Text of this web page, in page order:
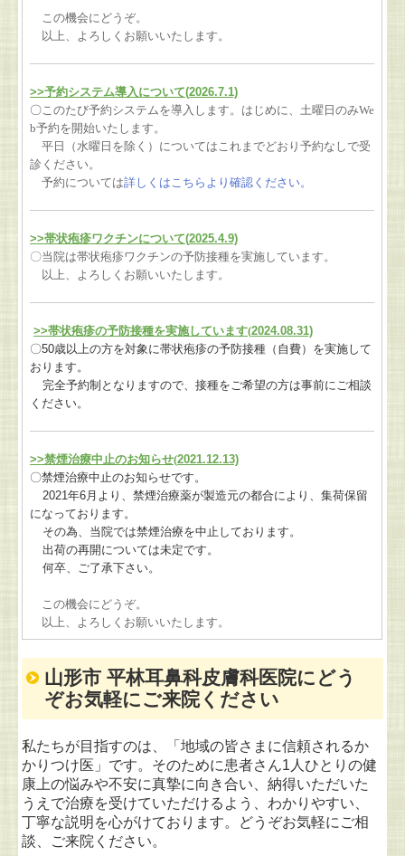
この機会にどうぞ。
以上、よろしくお願いいたします。
>>予約システム導入について(2026.7.1)
〇このたび予約システムを導入します。 はじめに、土曜日のみWe
b予約を開始いたします。
平日（水曜日を除く）についてはこれまでどおり予約なしで受
診ください。
予約については詳しくはこちらより確認ください。
>>帯状疱疹ワクチンについて(2025.4.9)
〇当院は帯状疱疹ワクチンの予防接種を実施しています。
以上、よろしくお願いいたします。
>>帯状疱疹の予防接種を実施しています(2024.08.31)
〇50歳以上の方を対象に帯状疱疹の予防接種（自費） を実施して
おります。
完全予約制となりますので、接種をご希望の方は事前にご相談
ください。
>>禁煙治療中止のお知らせ(2021.12.13)
〇禁煙治療中止のお知らせです。
2021年6月より、禁煙治療薬が製造元の都合により、集荷保留
になっております。
その為、当院では禁煙治療を中止しております。
出荷の再開については未定です。
何卒、ご了承下さい。
この機会にどうぞ。
以上、よろしくお願いいたします。
山形市 平林耳鼻科皮膚科医院にどう
ぞお気軽にご来院ください
私たちが目指すのは、「地域の皆さまに信頼されるか
かりつけ医」です。そのために患者さん1人ひとりの健
康上の悩みや不安に真摯に向き合い、納得いただいた
うえで治療を受けていただけるよう、わかりやすい、
丁寧な説明を心がけております。どうぞお気軽にご相
談、
ご来院ください。